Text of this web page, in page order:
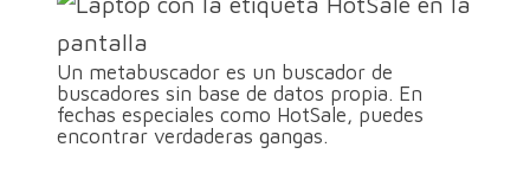
Un metabuscador es un buscador de
buscadores sin base de datos propia. En
fechas especiales como HotSale, puedes
encontrar verdaderas gangas.